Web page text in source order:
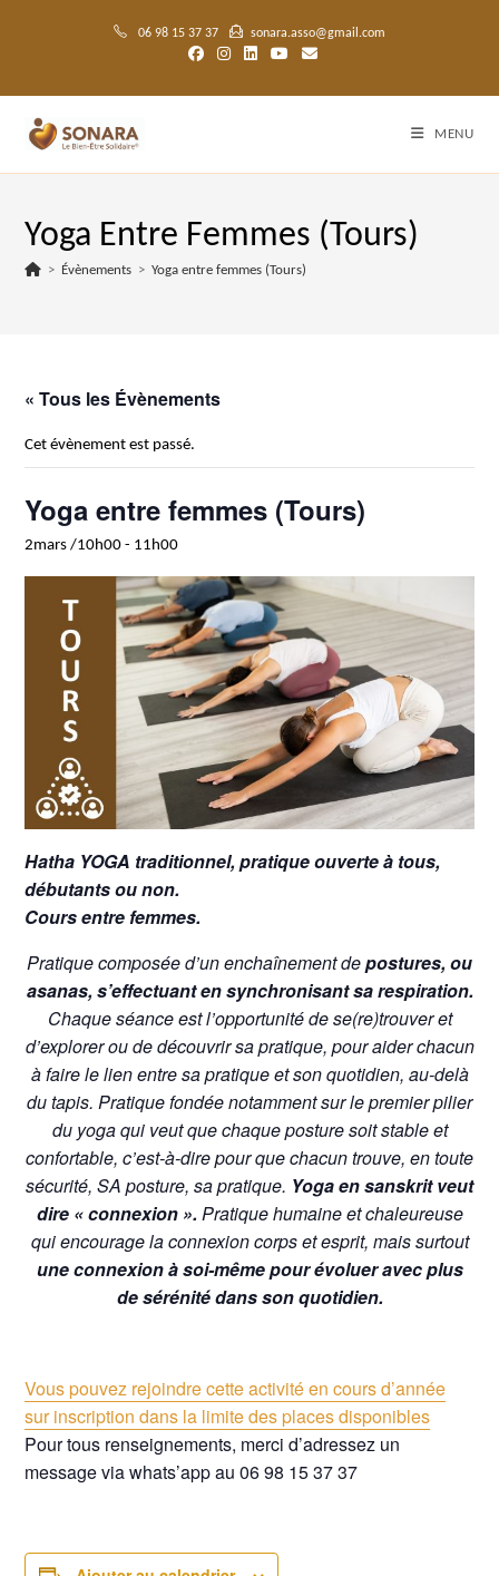
06 98 15 37 37 sonara.asso@gmail.com
MENU
Yoga Entre Femmes (Tours)
> Évènements > Yoga entre femmes (Tours)
« Tous les Évènements
Cet évènement est passé.
Yoga entre femmes (Tours)
2mars /10h00 - 11h00
Hatha YOGA traditionnel, pratique ouverte à tous,
débutants ou non.
Cours entre femmes.
Pratique composée d’un enchaînement depostures, ou
asanas, s’effectuant en synchronisant sa respiration.
Chaque séance est l’opportunité de se(re)trouver et
d’explorer ou de découvrir sa pratique, pour aider chacun
à faire le lien entre sa pratique et son quotidien, au-delà
du tapis. Pratique fondée notamment sur le premier pilier
du yoga qui veut que chaque posture soit stable et
confortable, c’est-à-dire pour que chacun trouve, en toute
sécurité, SA posture, sa pratique. Yoga en sanskrit veut
dire « connexion ».Pratique humaine et chaleureuse
qui encourage la connexion corps et esprit, mais surtout
une connexion à soi-même pour évoluer avec plus
de sérénité dans son quotidien.
Vous pouvez rejoindre cette activité en cours d’année
sur inscription dans la limite des places disponibles
Pour tous renseignements, merci d’adressez un
message via whats’app au 06 98 15 37 37